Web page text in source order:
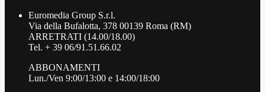
Euromedia Group S.r.l.
Via della Bufalotta, 378 00139 Roma (RM)
ARRETRATI (14.00/18.00)
Tel. + 39 06/91.51.66.02
ABBONAMENTI
Lun./Ven 9:00/13:00 e 14:00/18:00